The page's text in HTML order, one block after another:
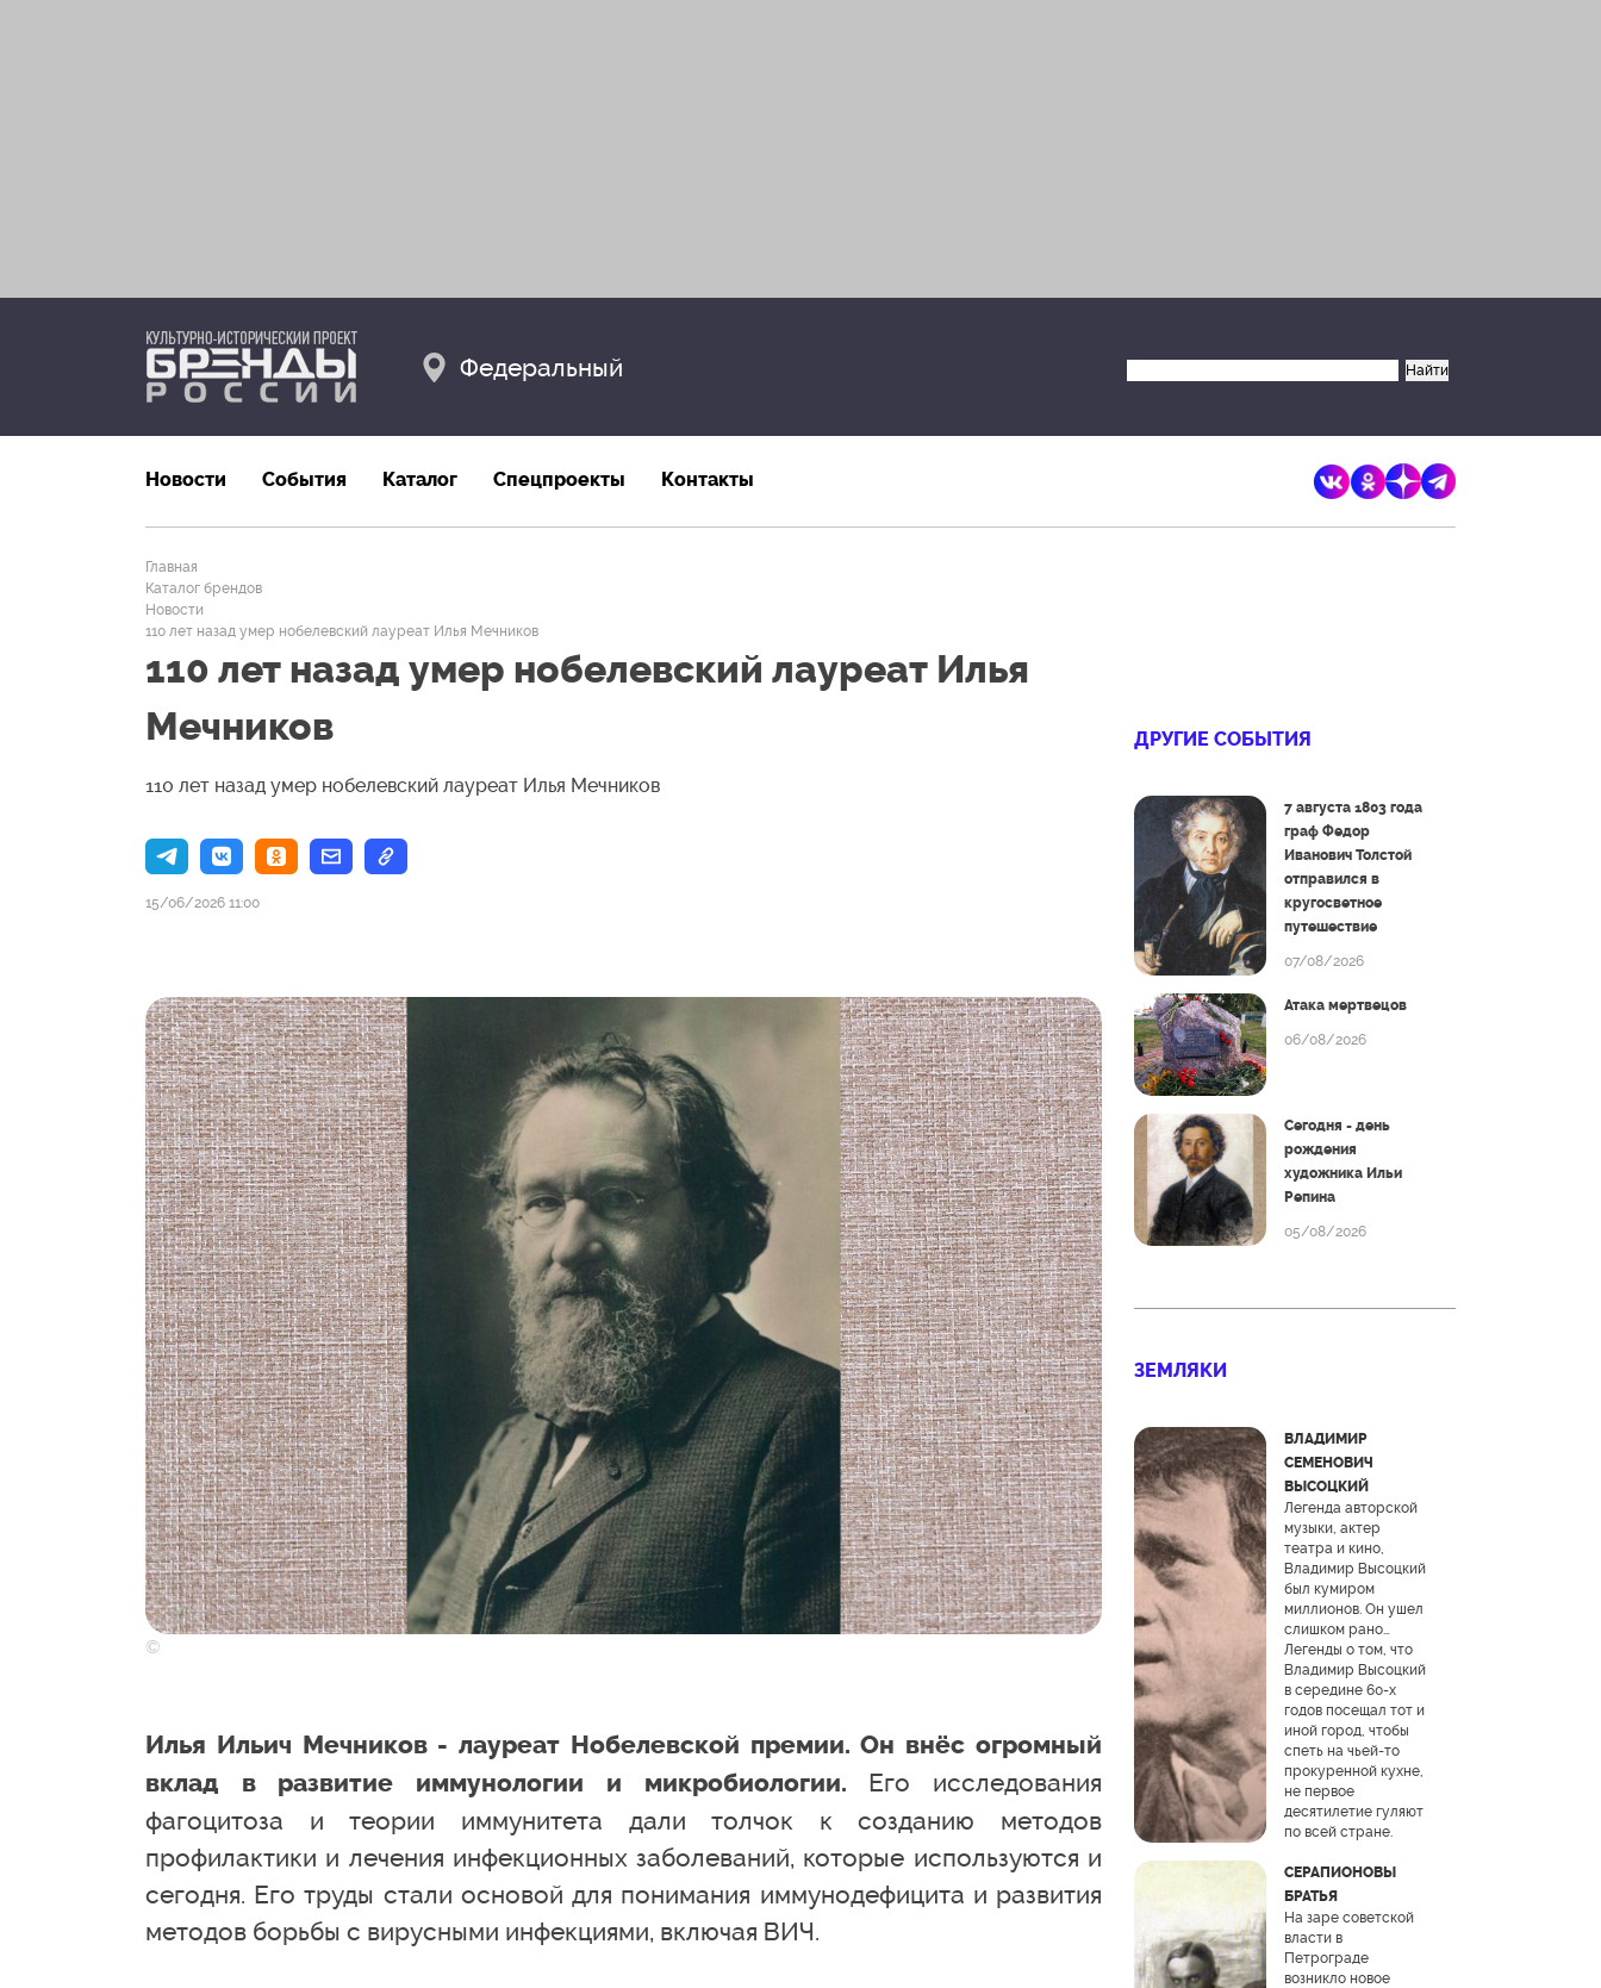
Федеральный
Новости События Каталог Спецпроекты Контакты
Главная
Каталог брендов
Новости
110 лет назад умер нобелевский лауреат Илья Мечников
110 лет назад умер нобелевский лауреат Илья
Мечников
110 лет назад умер нобелевский лауреат Илья Мечников
15/06/2026 11:00
©
Илья Ильич Мечников - лауреат Нобелевской премии. Он внёс огромный
вклад в развитие иммунологии и микробиологии. Его исследования
фагоцитоза и теории иммунитета дали толчок к созданию методов
профилактики и лечения инфекционных заболеваний, которые используются и
сегодня. Его труды стали основой для понимания иммунодефицита и развития
методов борьбы с вирусными инфекциями, включая ВИЧ.
ДРУГИЕ СОБЫТИЯ
7 августа 1803 года
граф Федор
Иванович Толстой
отправился в
кругосветное
путешествие
07/08/2026
Атака мертвецов
06/08/2026
Сегодня - день
рождения
художника Ильи
Репина
05/08/2026
ЗЕМЛЯКИ
ВЛАДИМИР
СЕМЕНОВИЧ
ВЫСОЦКИЙ
Легенда авторской
музыки, актер
театра и кино,
Владимир Высоцкий
был кумиром
миллионов. Он ушел
слишком рано…
Легенды о том, что
Владимир Высоцкий
в середине 60-х
годов посещал тот и
иной город, чтобы
спеть на чьей-то
прокуренной кухне,
не первое
десятилетие гуляют
по всей стране.
СЕРАПИОНОВЫ
БРАТЬЯ
На заре советской
власти в
Петрограде
возникло новое